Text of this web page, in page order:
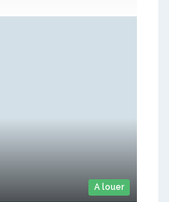
A louer